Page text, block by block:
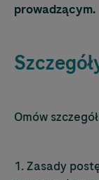
prowadzącym.
Omów
1. Zasady